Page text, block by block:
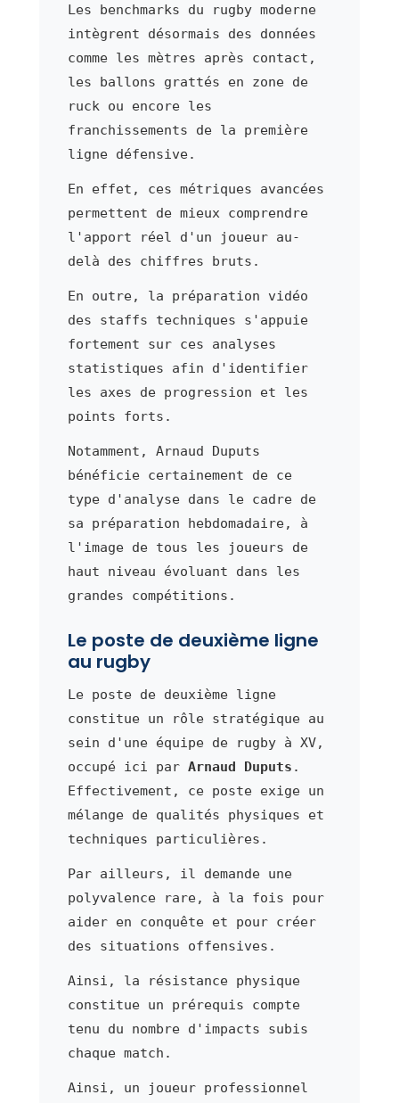
Les benchmarks du rugby moderne
intègrent désormais des données
comme les mètres après contact,
les ballons grattés en zone de
ruck ou encore les
franchissements de la première
ligne défensive.
En effet, ces métriques avancées
permettent de mieux comprendre
l'apport réel d'un joueur au-
delà des chiffres bruts.
En outre, la préparation vidéo
des staffs techniques s'appuie
fortement sur ces analyses
statistiques afin d'identifier
les axes de progression et les
points forts.
Notamment, Arnaud Duputs
bénéficie certainement de ce
type d'analyse dans le cadre de
sa préparation hebdomadaire, à
l'image de tous les joueurs de
haut niveau évoluant dans les
grandes compétitions.
Le poste de deuxième ligne
au rugby
Le poste de deuxième ligne
constitue un rôle stratégique au
sein d'une équipe de rugby à XV,
occupé ici par Arnaud Duputs .
Effectivement, ce poste exige un
mélange de qualités physiques et
techniques particulières.
Par ailleurs, il demande une
polyvalence rare, à la fois pour
aider en conquête et pour créer
des situations offensives.
Ainsi, la résistance physique
constitue un prérequis compte
tenu du nombre d'impacts subis
chaque match.
Ainsi, un joueur professionnel